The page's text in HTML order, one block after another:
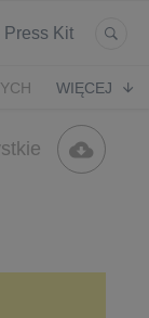
Press Kit
WIĘCEJ